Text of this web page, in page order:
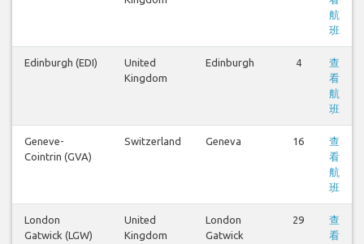
航
班
Edinburgh (EDI)
United
Kingdom
Edinburgh 4
查
看
航
班
Geneve-
Cointrin (GVA)
Switzerland Geneva 16
查
看
航
班
London
Gatwick (LGW)
United
Kingdom
London
Gatwick
29
查
看